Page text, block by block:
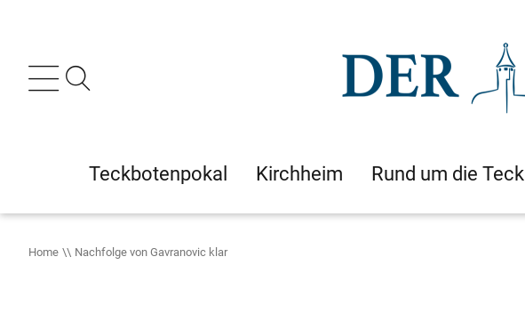
Teckbotenpokal Kirchheim Rund um die Teck
Home Nachfolge von Gavranovic klar